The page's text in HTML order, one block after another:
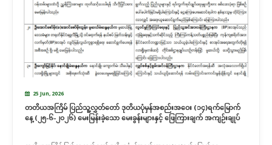
25 Jun, 2026
တတိယအကြိမ် ပြည်သူ့လွှတ်တော် ဒုတိယပုံမှန်အစည်းအဝေး (၁၄)ရက်မြောက်
နေ့ (၂၅-၆-၂၀၂၆) မေးမြန်းခဲ့သော မေးခွန်းများနှင့် ဖြေကြားချက် အကျဉ်းချုပ်